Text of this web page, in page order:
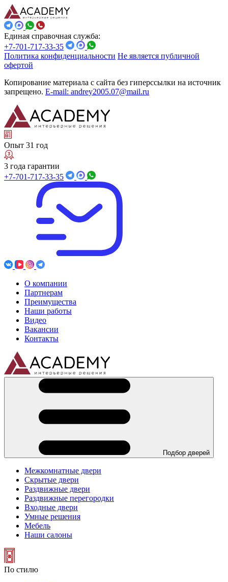
Единая справочная служба:
+7-701-717-33-35
Политика конфиденциальности Не является публичной
офертой
Копирование материала с сайта без гиперссылки на источник
запрещено. E-mail: andrey2005.07@mail.ru
Опыт 31 год
3 года гарантии
+7-701-717-33-35
О компании
Партнерам
Преимущества
Наши работы
Видео
Вакансии
Контакты
Подбор дверей
Межкомнатные двери
Скрытые двери
Раздвижные двери
Раздвижные перегородки
Входные двери
Умные решения
Мебель
Наши салоны
По стилю